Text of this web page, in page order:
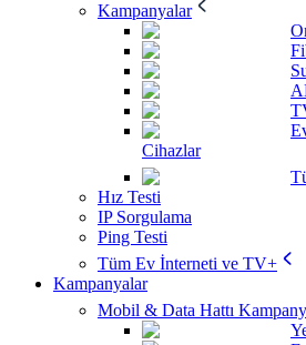
Kampanyalar
Cihazlar
Hız Testi
IP Sorgulama
Ping Testi
Tüm Ev İnterneti ve TV+
Kampanyalar
Mobil & Data Hattı